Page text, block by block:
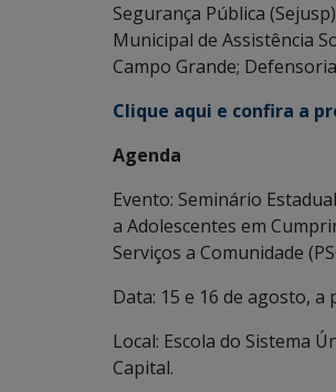
Segurança Pública
Municipal de Assistência
Campo Grande;
Clique aqui e confira a
Agenda
Evento: Seminário
a Adolescentes em
Serviços a Comunidade
Data: 15 e 16 de agosto, a
Local: Escola do Sistema
Capital.